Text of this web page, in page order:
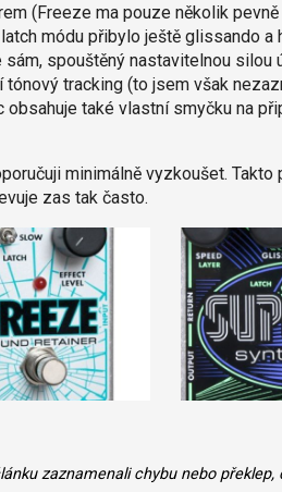
(Freeze ma pouze několik
módu přibylo ještě glissando a
spouštěný nastavitelnou silou
tónový tracking (to jsem však
obsahuje také vlastní smyčku na
minimálně vyzkoušet.
zas tak často.
zaznamenali chybu nebo